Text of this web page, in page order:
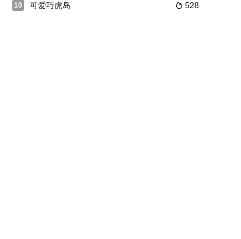
，难以突破。为了摆脱困境，借助神霄宫主曲红
界入侵，人、幽两界势力荼毒人间，捕蛇者许应因看不惯为幽界卖命
10  528
可爱巧虎岛